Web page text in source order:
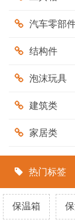
汽车零部
结构件
泡沫玩具
建筑类
家居类
热门标签
保温箱